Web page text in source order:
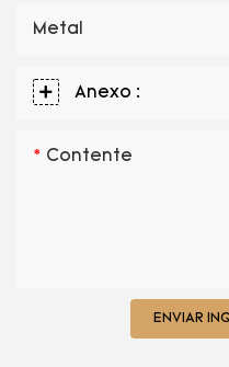
Metal
Anexo :
Contente
ENVIAR